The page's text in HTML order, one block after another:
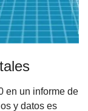
en un informe de
y datos es